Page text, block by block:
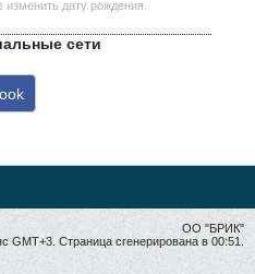
дату рождения.
сети
ОО "БРИК"
GMT+3. Страница сгенерирована в 00:51.